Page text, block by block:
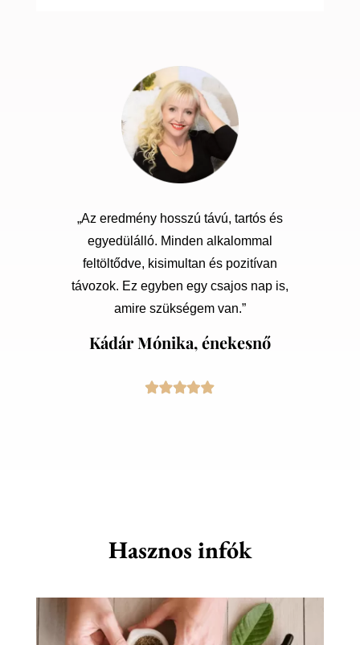
„Az eredmény hosszú távú, tartós és
egyedülálló. Minden alkalommal
feltöltődve, kisimultan és pozitívan
távozok. Ez egyben egy csajos nap is,
amire szükségem van.”
Kádár Mónika, énekesnő
Hasznos infók